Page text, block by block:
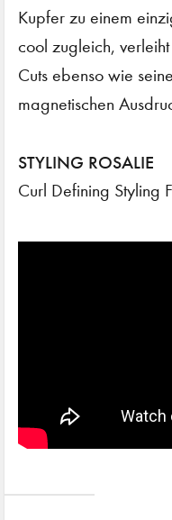
Kupfer zu einem
cool zugleich,
Cuts ebenso wie
magnetischen
STYLING ROSALIE
Curl Defining Styling